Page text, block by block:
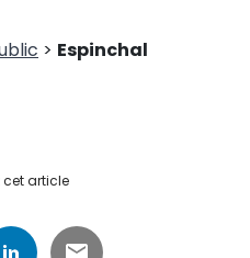
> Espinchal
cet article